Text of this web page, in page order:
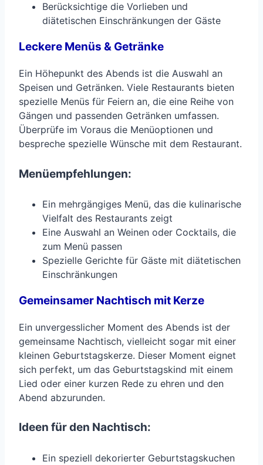
Berücksichtige die Vorlieben und
diätetischen Einschränkungen der Gäste
Leckere Menüs & Getränke
Ein Höhepunkt des Abends ist die Auswahl an
Speisen und Getränken. Viele Restaurants bieten
spezielle Menüs für Feiern an, die eine Reihe von
Gängen und passenden Getränken umfassen.
Überprüfe im Voraus die Menüoptionen und
bespreche spezielle Wünsche mit dem Restaurant.
Menüempfehlungen:
Ein mehrgängiges Menü, das die kulinarische
Vielfalt des Restaurants zeigt
Eine Auswahl an Weinen oder Cocktails, die
zum Menü passen
Spezielle Gerichte für Gäste mit diätetischen
Einschränkungen
Gemeinsamer Nachtisch mit Kerze
Ein unvergesslicher Moment des Abends ist der
gemeinsame Nachtisch, vielleicht sogar mit einer
kleinen Geburtstagskerze. Dieser Moment eignet
sich perfekt, um das Geburtstagskind mit einem
Lied oder einer kurzen Rede zu ehren und den
Abend abzurunden.
Ideen für den Nachtisch:
Ein speziell dekorierter Geburtstagskuchen